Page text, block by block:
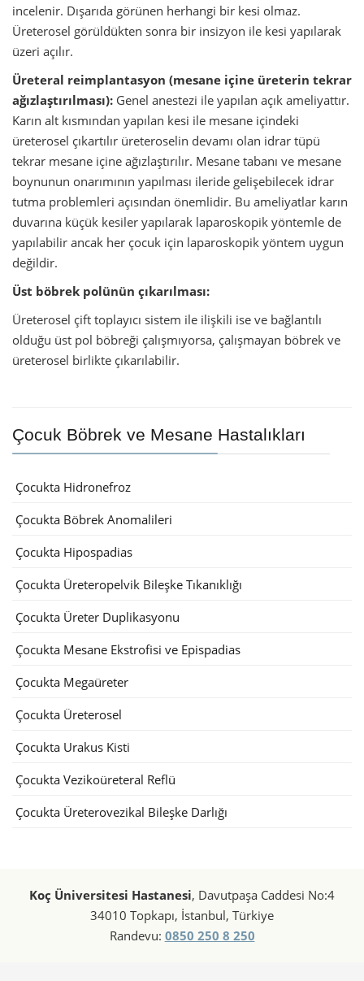
incelenir. Dışarıda görünen herhangi bir kesi olmaz.
Üreterosel görüldükten sonra bir insizyon ile kesi yapılarak
üzeri açılır.
Üreteral reimplantasyon (mesane içine üreterin tekrar
ağızlaştırılması): Genel anestezi ile yapılan açık ameliyattır.
Karın alt kısmından yapılan kesi ile mesane içindeki
üreterosel çıkartılır üreteroselin devamı olan idrar tüpü
tekrar mesane içine ağızlaştırılır. Mesane tabanı ve mesane
boynunun onarımının yapılması ileride gelişebilecek idrar
tutma problemleri açısından önemlidir. Bu ameliyatlar karın
duvarına küçük kesiler yapılarak laparoskopik yöntemle de
yapılabilir ancak her çocuk için laparoskopik yöntem uygun
değildir.
Üst böbrek polünün çıkarılması:
Üreterosel çift toplayıcı sistem ile ilişkili ise ve bağlantılı
olduğu üst pol böbreği çalışmıyorsa, çalışmayan böbrek ve
üreterosel birlikte çıkarılabilir.
Çocuk Böbrek ve Mesane Hastalıkları
Çocukta Hidronefroz
Çocukta Böbrek Anomalileri
Çocukta Hipospadias
Çocukta Üreteropelvik Bileşke Tıkanıklığı
Çocukta Üreter Duplikasyonu
Çocukta Mesane Ekstrofisi ve Epispadias
Çocukta Megaüreter
Çocukta Üreterosel
Çocukta Urakus Kisti
Çocukta Vezikoüreteral Reflü
Çocukta Üreterovezikal Bileşke Darlığı
Koç Üniversitesi Hastanesi, Davutpaşa Caddesi No:4
34010 Topkapı, İstanbul, Türkiye
Randevu: 0850 250 8 250